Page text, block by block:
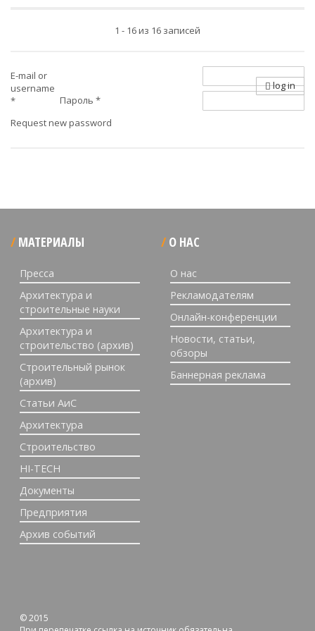
1 - 16 из 16 записей
E-mail or
username
*
Пароль *
Request new password
log in
МАТЕРИАЛЫ
Пресса
Архитектура и
строительные науки
Архитектура и
строительство (архив)
Строительный рынок
(архив)
Статьи АиС
Архитектура
Строительство
HI-TECH
Документы
Предприятия
Архив событий
О НАС
О нас
Рекламодателям
Онлайн-конференции
Новости, статьи,
обзоры
Баннерная реклама
© 2015